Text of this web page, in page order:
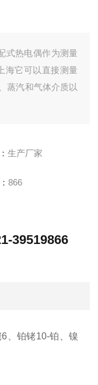
式热电偶作为测量
海它可以直接测量
蒸汽和气体介质以
生产厂家
866
39519866
、铂铑10-铂、镍